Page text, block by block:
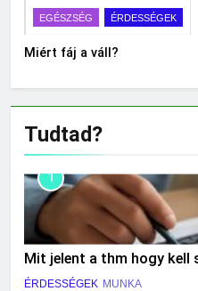
EGÉSZSÉG ÉRDESSÉGEK
Miért fáj a váll?
Tudtad?
1
Mit jelent a thm hogy kell
ÉRDESSÉGEK MUNKA